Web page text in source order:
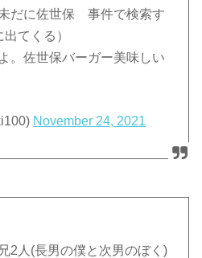
だに佐世保 事件で検索す
てくる）
。佐世保バーガー美味しい
November 24, 2021
2人(長男の僕と次男のぼく)